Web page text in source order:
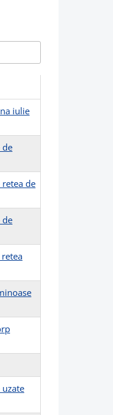
iulie
de
de
de